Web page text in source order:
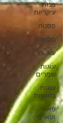
מנות
עיקריות
פסטה
מלוחים
עוגיות
עוגות
שמרים
עוגות
בחושות
פאי
וטארט